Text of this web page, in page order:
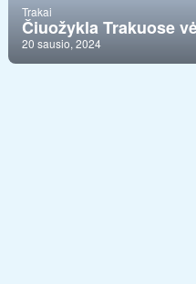
Trakai
Čiuožykla Trakuose
20 sausio, 2024